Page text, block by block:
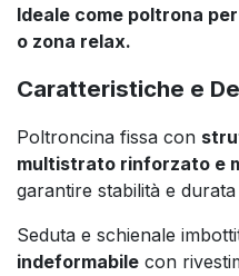
Ideale come poltrona
o zona relax.
Caratteristiche e
Poltroncina fissa con
multistrato rinforzato e
garantire stabilità e
Seduta e schienale
indeformabile con